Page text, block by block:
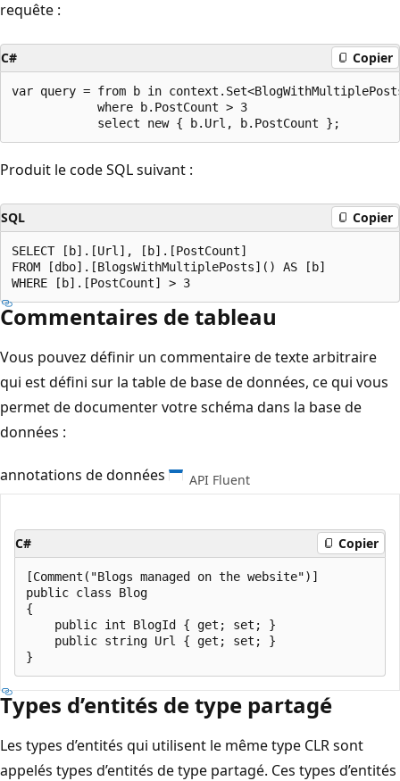
requête :
C# Copier
var query = from b in
            where b.PostCount > 3
Produit le code SQL suivant :
SQL Copier
SELECT [b].[Url], [b].[PostCount]
FROM [dbo].[BlogsWithMultiplePosts]() AS [b]
Commentaires de tableau
Vous pouvez définir un commentaire de texte arbitraire
qui est défini sur la table de base de données, ce qui vous
permet de documenter votre schéma dans la base de
données :
annotations de données API Fluent
C# Copier
[Comment("Blogs managed on the website")]
public class Blog
{
    public int BlogId { get; set; }
    public string Url { get; set; }
Types d’entités de type partagé
Les types d’entités qui utilisent le même type CLR sont
appelés types d’entités de type partagé. Ces types d’entités